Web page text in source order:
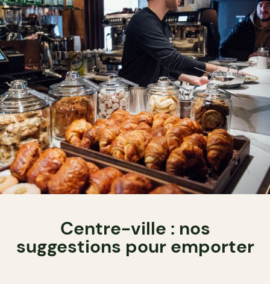
Centre-ville : nos
suggestions pour emporter